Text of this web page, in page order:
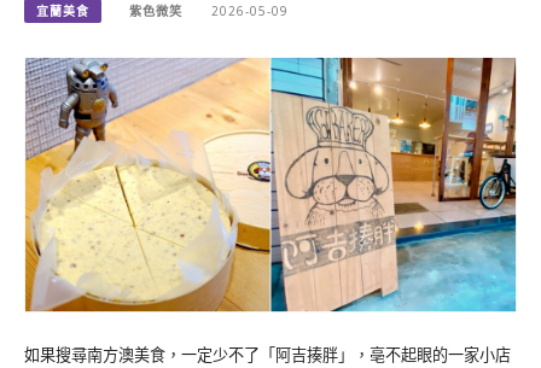
宜蘭美食 紫色微笑 2026-05-09
如果搜尋南方澳美食，一定少不了「阿吉揍胖」，亳不起眼的一家小店